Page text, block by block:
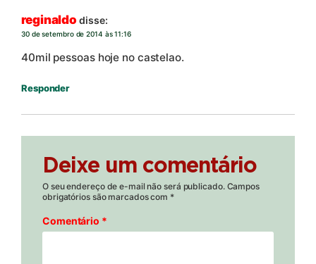
reginaldo disse:
30 de setembro de 2014 às 11:16
40mil pessoas hoje no castelao.
Responder
Deixe um comentário
O seu endereço de e-mail não será publicado. Campos
obrigatórios são marcados com *
Comentário *